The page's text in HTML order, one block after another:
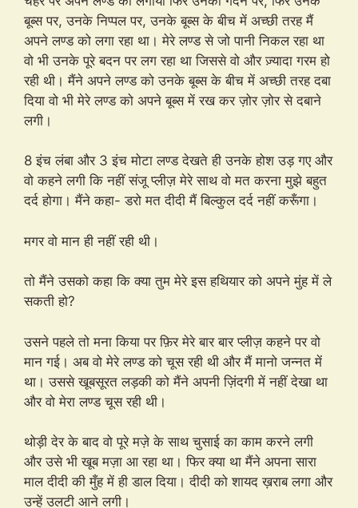
बूब्स पर, उनके निप्पल पर, उनके बूब्स के बीच में अच्छी तरह मैं
अपने लण्ड को लगा रहा था। मेरे लण्ड से जो पानी निकल रहा था
वो भी उनके पूरे बदन पर लग रहा था जिससे वो और ज़्यादा गरम हो
रही थी। मैंने अपने लण्ड को उनके बूब्स के बीच में अच्छी तरह दबा
दिया वो भी मेरे लण्ड को अपने बूब्स में रख कर ज़ोर ज़ोर से दबाने
लगी।
8 इंच लंबा और 3 इंच मोटा लण्ड देखते ही उनके होश उड़ गए और
वो कहने लगी कि नहीं संजू प्लीज़ मेरे साथ वो मत करना मुझे बहुत
दर्द होगा। मैंने कहा- डरो मत दीदी मैं बिल्कुल दर्द नहीं करूँगा।
मगर वो मान ही नहीं रही थी।
तो मैंने उसको कहा कि क्या तुम मेरे इस हथियार को अपने मुंह में ले
सकती हो?
उसने पहले तो मना किया पर फ़िर मेरे बार बार प्लीज़ कहने पर वो
मान गई। अब वो मेरे लण्ड को चूस रही थी और मैं मानो जन्नत में
था। उससे खूबसूरत लड़की को मैंने अपनी ज़िंदगी में नहीं देखा था
और वो मेरा लण्ड चूस रही थी।
थोड़ी देर के बाद वो पूरे मज़े के साथ चुसाई का काम करने लगी
और उसे भी खूब मज़ा आ रहा था। फिर क्या था मैंने अपना सारा
माल दीदी की मुँह में ही डाल दिया। दीदी को शायद ख़राब लगा और
उन्हें उलटी आने लगी।